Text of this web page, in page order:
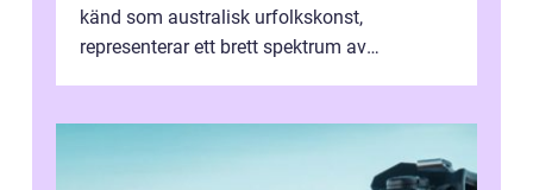
känd som australisk urfolkskonst,
representerar ett brett spektrum av